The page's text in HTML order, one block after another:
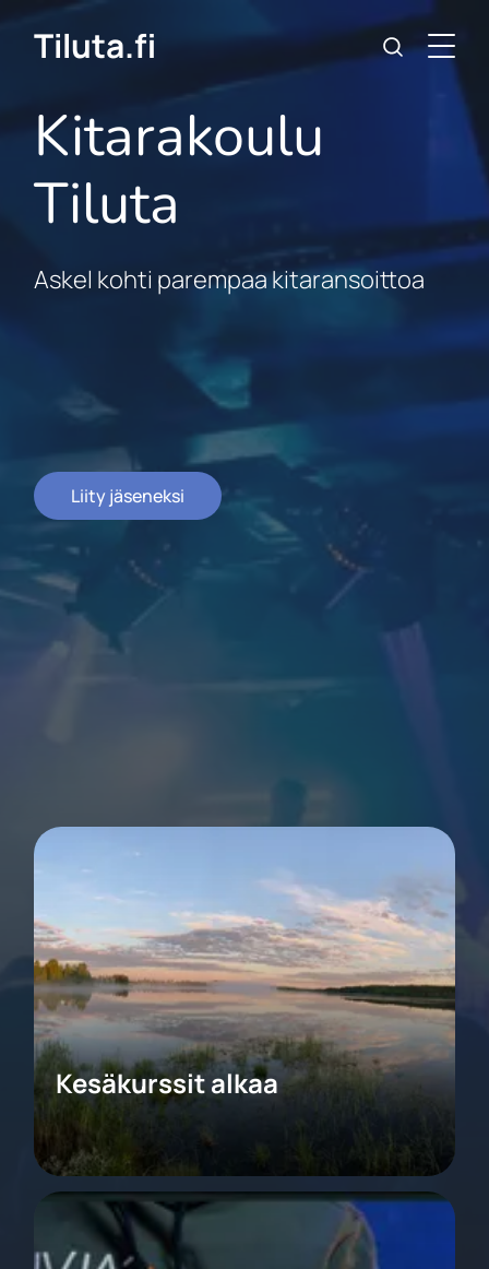
Tiluta.fi
Kitarakoulu
Tiluta
Askel kohti parempaa kitaransoittoa
Liity jäseneksi
Kesäkurssit alkaa